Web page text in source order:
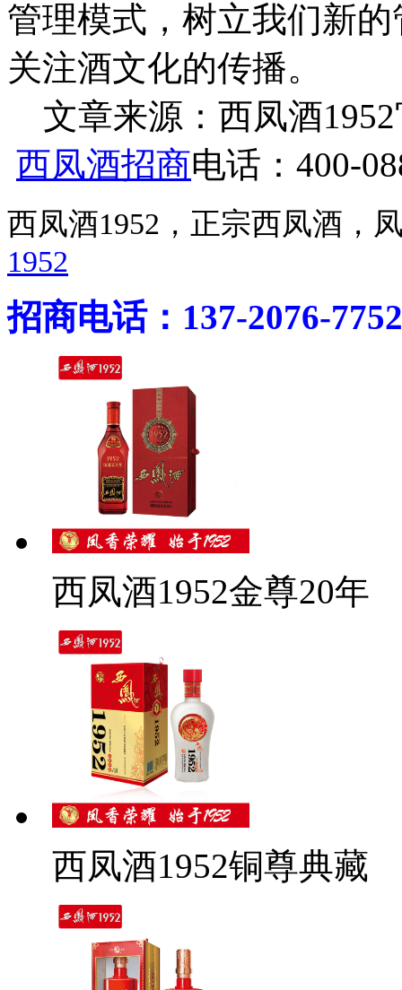
管理模式，树立我们新
关注酒文化的传播。
文章来源：西凤酒
西凤酒招商电话：400-
西凤酒1952，正宗西凤酒
1952
招商电话：137-2076-7752
西凤酒1952金尊20年
西凤酒1952铜尊典藏